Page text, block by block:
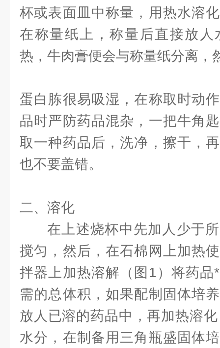
杯或表面皿中称量，用热水溶
在称量纸上，称量后直接放人
热，牛肉膏便会与称量纸分离，
蛋白胨很易吸湿，在称取时动
品时严防药品混杂，一把牛角
取一种药品后，洗净，擦干，
也不要盖错。
二、溶化
在上述烧杯中先加人少于
搅匀，然后，在石棉网上加热
拌器上加热溶解（图1）将药品
需的总体积，如果配制固体培
放人已溶的药品中，再加热溶
水分，在制备用三角瓶盛固体